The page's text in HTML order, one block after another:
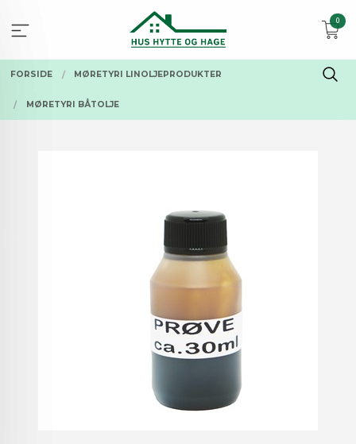
innholdet
0
FORSIDE MØRETYRI LINOLJEPRODUKTER
MØRETYRI BÅTOLJE